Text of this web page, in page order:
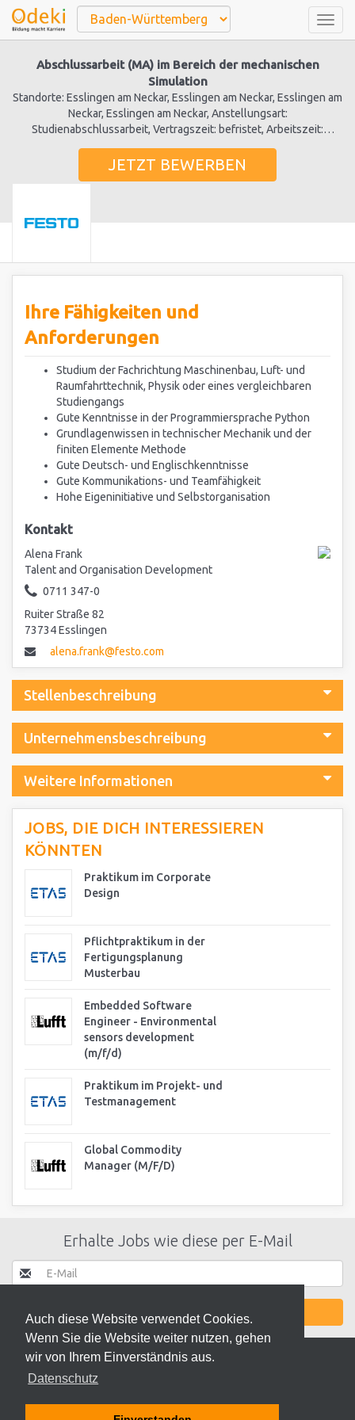
Auch diese Website verwendet Cookies.
Wenn Sie die Website weiter nutzen, gehen
wir von Ihrem Einverständnis aus.
Datenschutz
Abschlussarbeit (MA) im Bereich der mechanischen
Simulation
Standorte: Esslingen am Neckar, Esslingen am Neckar, Esslingen am
Neckar, Esslingen am Neckar, Anstellungsart:
Studienabschlussarbeit, Vertragszeit: befristet, Arbeitszeit:
JETZT BEWERBEN
Ihre Fähigkeiten und
Anforderungen
Studium der Fachrichtung Maschinenbau, Luft- und
Raumfahrttechnik, Physik oder eines vergleichbaren
Studiengangs
Gute Kenntnisse in der Programmiersprache Python
Grundlagenwissen in technischer Mechanik und der
finiten Elemente Methode
Gute Deutsch- und Englischkenntnisse
Gute Kommunikations- und Teamfähigkeit
Hohe Eigeninitiative und Selbstorganisation
Kontakt
Alena Frank
Talent and Organisation Development
0711 347-0
Ruiter Straße 82
73734 Esslingen
alena.frank@festo.com
Stellenbeschreibung
Unternehmensbeschreibung
Weitere Informationen
JOBS, DIE DICH INTERESSIEREN
KÖNNTEN
Praktikum im Corporate
Design
Pflichtpraktikum in der
Fertigungsplanung
Musterbau
Embedded Software
Engineer - Environmental
sensors development
(m/f/d)
Praktikum im Projekt- und
Testmanagement
Global Commodity
Manager (M/F/D)
Erhalte Jobs wie diese per E-Mail
JETZT AKTIVIEREN